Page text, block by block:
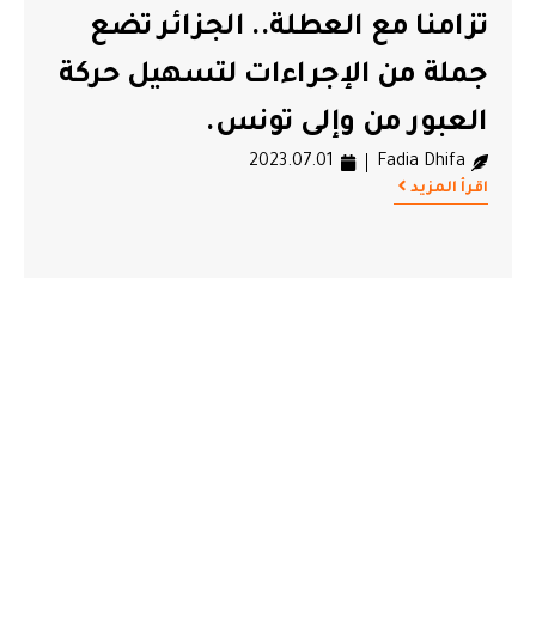
#العطلة الصيفية المعبر الحدودي
تزامنا مع العطلة.. الجزائر تضع
جملة من الإجراءات لتسهيل حركة
العبور من وإلى تونس.
Fadia Dhifa
2023.07.01
اقرأ المزيد